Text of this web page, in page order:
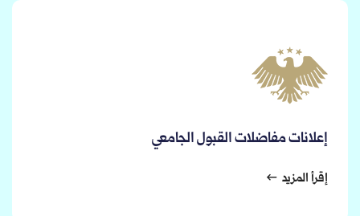
إعلانات مفاضلات القبول الجامعي
إقرأ المزيد